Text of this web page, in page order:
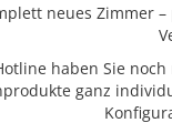
neues Zimmer
haben Sie
ganz